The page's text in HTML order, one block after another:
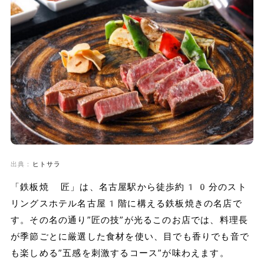
出典： ヒトサラ
「鉄板焼 匠」は、名古屋駅から徒歩約10分のスト
リングスホテル名古屋1階に構える鉄板焼きの名店で
す。その名の通り”匠の技”が光るこのお店では、料理長
が季節ごとに厳選した食材を使い、目でも香りでも音で
も楽しめる”五感を刺激するコース”が味わえます。